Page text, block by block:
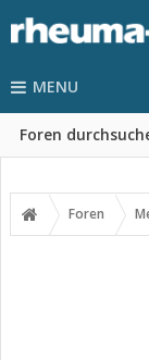
MENU
Foren
Foren